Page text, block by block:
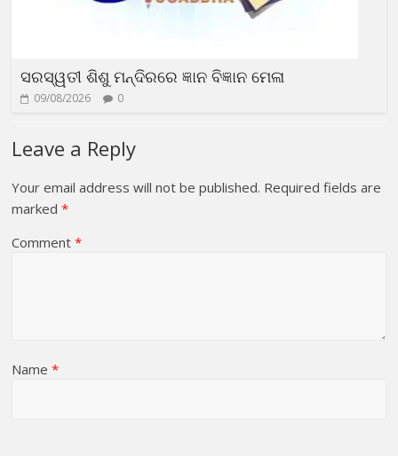
ସରସ୍ୱତୀ ଶିଶୁ ମନ୍ଦିରରେ ଜ୍ଞାନ ବିଜ୍ଞାନ ମେଳା
09/08/2026 0
Leave a Reply
Your email address will not be published. Required fields are
marked*
Comment*
Name*